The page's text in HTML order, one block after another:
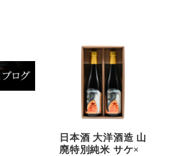
日本酒 大洋酒造 山
廃特別純米 サケ×